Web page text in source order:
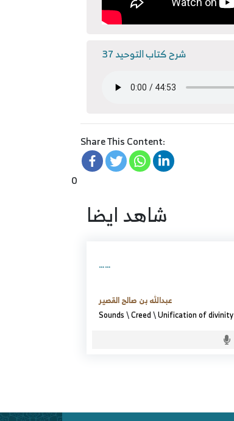
شرح كتاب التوحيد 37
Share This Content:
0
شاهد ايضا
……
عبدالله بن صالح القصير
Sounds\Creed\Unification of divinity